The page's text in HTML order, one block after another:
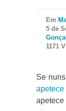
Em
5 de
1171
Se
apetece